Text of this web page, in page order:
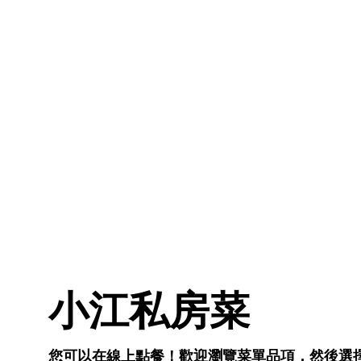
小江私房菜
您可以在線上點餐！歡迎瀏覽菜單品項，然後選